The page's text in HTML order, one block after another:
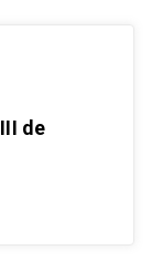
de